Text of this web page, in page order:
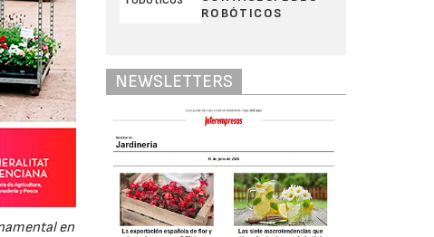
en
ROBÓTICOS
NEWSLETTERS